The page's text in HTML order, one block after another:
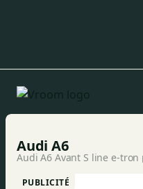
Toutes les voitures
Audi A6
PUBLICITÉ